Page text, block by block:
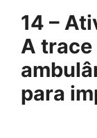
14 –
A trace
para